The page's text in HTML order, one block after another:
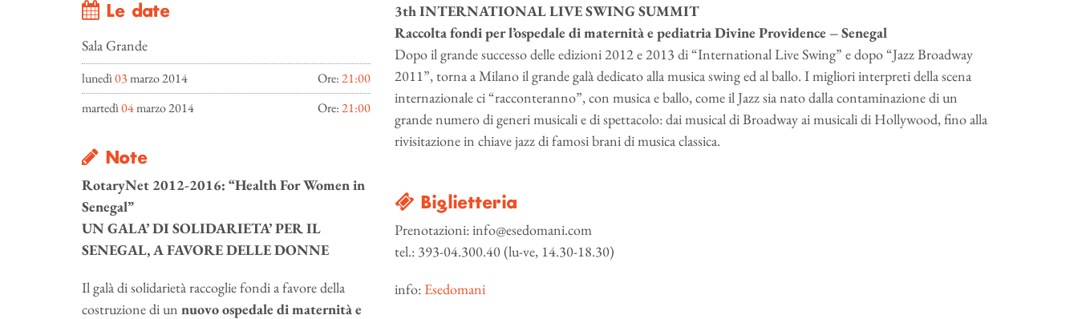
Le date
Sala Grande
lunedì03marzo 2014 Ore:21:00
martedì04marzo 2014 Ore:21:00
Note
RotaryNet 2012-2016: “Health For Women in
Senegal”
UN GALA’ DI SOLIDARIETA’ PER IL
SENEGAL, A FAVORE DELLE DONNE
Il galà di solidarietà raccoglie fondi a favore della
costruzione di un nuovo ospedale di maternità e
3th INTERNATIONAL LIVE SWING SUMMIT
Raccolta fondi per l’ospedale di maternità e pediatria Divine Providence – Senegal
Dopo il grande successo delle edizioni 2012 e 2013 di “International Live Swing” e dopo “Jazz Broadway
2011”, torna a Milano il grande galà dedicato alla musica swing ed al ballo. I migliori interpreti della scena
internazionale ci “racconteranno”, con musica e ballo, come il Jazz sia nato dalla contaminazione di un
grande numero di generi musicali e di spettacolo: dai musical di Broadway ai musicali di Hollywood, fino alla
rivisitazione in chiave jazz di famosi brani di musica classica.
Biglietteria
Prenotazioni: info@esedomani.com
tel.: 393-04.300.40 (lu-ve, 14.30-18.30)
info: Esedomani